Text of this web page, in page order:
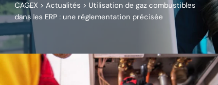
CAGEX > Actualités > Utilisation de gaz combustibles
dans les ERP : une réglementation précisée